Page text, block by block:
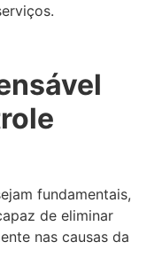
fundamentais,
de eliminar
nas causas da